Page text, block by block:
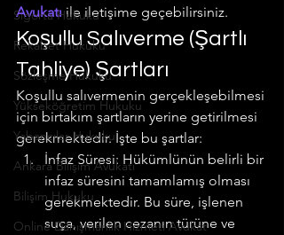
Sigorta Hukuku
Rekabet Hukuku
Sözleşme Hukuku
Yükseköğretim Hukuku
Yabancılar Hukuku
Ankara Bilişim Avukatı
Bilişim Hukuku
Online Danışmanlık Hizmeti Avukat
Avukatı ile iletişime geçebilirsiniz.
Koşullu Salıverme (Şartlı
Tahliye) Şartları
Koşullu salıvermenin gerçekleşebilmesi
için birtakım şartların yerine getirilmesi
gerekmektedir. İşte bu şartlar:
İnfaz Süresi: Hükümlünün belirli bir
infaz süresini tamamlamış olması
gerekmektedir. Bu süre, işlenen
suça, verilen cezanın türüne ve